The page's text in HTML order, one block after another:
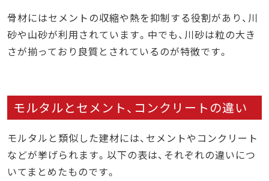
骨材にはセメントの収縮や熱を抑制する役割があり、川
砂や山砂が利用されています。中でも、川砂は粒の大き
さが揃っており良質とされているのが特徴です。
モルタルとセメント、コンクリートの違い
モルタルと類似した建材には、セメントやコンクリート
などが挙げられます。以下の表は、それぞれの違いにつ
いてまとめたものです。